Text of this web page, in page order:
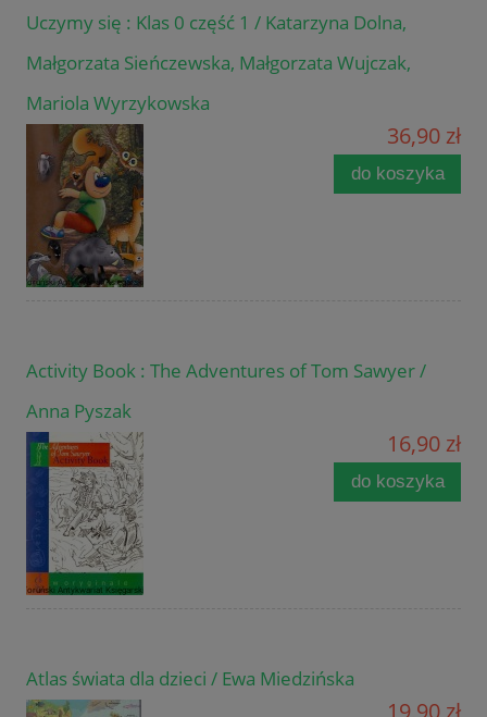
Uczymy się : Klas 0 część 1 / Katarzyna Dolna,
Małgorzata Sieńczewska, Małgorzata Wujczak,
Mariola Wyrzykowska
36,90 zł
do koszyka
Activity Book : The Adventures of Tom Sawyer /
Anna Pyszak
16,90 zł
do koszyka
Atlas świata dla dzieci / Ewa Miedzińska